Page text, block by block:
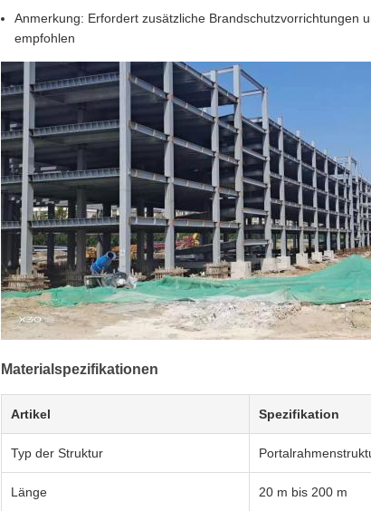
Anmerkung: Erfordert zusätzliche Brandschutzvorrichtungen
empfohlen
Materialspezifikationen
Artikel Spezifikation
Typ der Struktur
Länge 20 m bis 200 m